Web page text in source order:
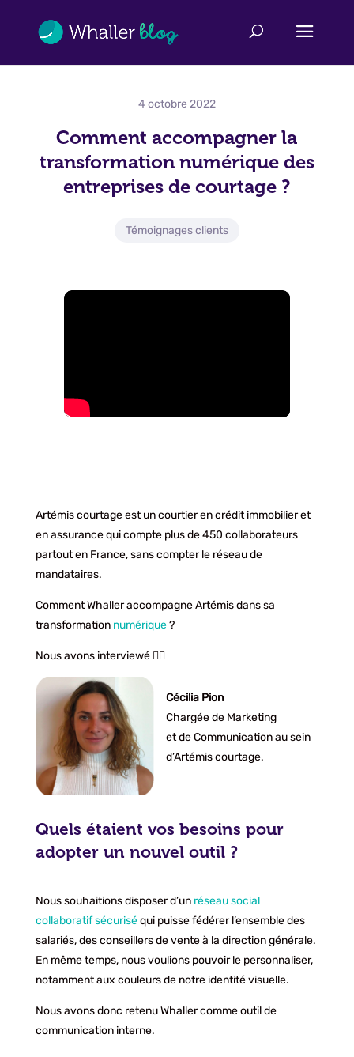
4 octobre 2022
Comment accompagner la
transformation numérique des
entreprises de courtage ?
Témoignages clients
Artémis courtage est un courtier en crédit immobilier et
en assurance qui compte plus de 450 collaborateurs
partout en France, sans compter le réseau de
mandataires.
Comment Whaller accompagne Artémis dans sa
transformation numérique?
Nous avons interviewé 👇🏻
Cécilia Pion
Chargée de Marketing
et de Communication au sein
d’Artémis courtage.
Quels étaient vos besoins pour
adopter un nouvel outil ?
Nous souhaitions disposer d’un réseau social
collaboratif sécuriséqui puisse fédérer l’ensemble des
salariés, des conseillers de vente à la direction générale.
En même temps, nous voulions pouvoir le personnaliser,
notamment aux couleurs de notre identité visuelle.
Nous avons donc retenu Whaller comme outil de
communication interne.